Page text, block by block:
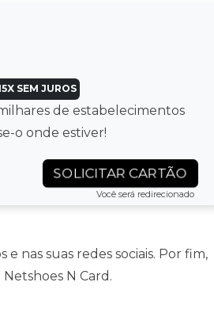
SEM JUROS
de estabelecimentos
o onde estiver!
SOLICITAR CARTÃO
Você será redirecionado
nas suas redes sociais. Por fim,
N Card.